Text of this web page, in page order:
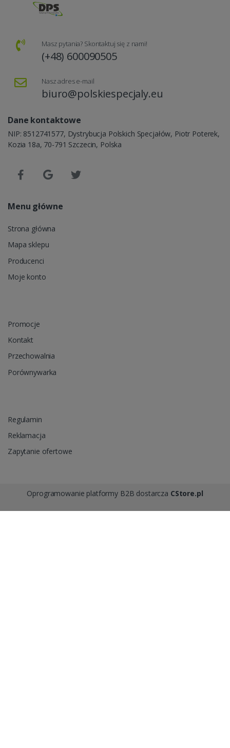
Masz pytania? Skontaktuj się z nami!
(+48) 600090505
Nasz adres e-mail
biuro@polskiespecjaly.eu
Dane kontaktowe
NIP: 8512741577, Dystrybucja Polskich Specjałów, Piotr Poterek,
Kozia 18a, 70-791 Szczecin, Polska
Menu główne
Strona główna
Mapa sklepu
Producenci
Moje konto
Promocje
Kontakt
Przechowalnia
Porównywarka
Regulamin
Reklamacja
Zapytanie ofertowe
Oprogramowanie platformy B2B dostarcza CStore.pl